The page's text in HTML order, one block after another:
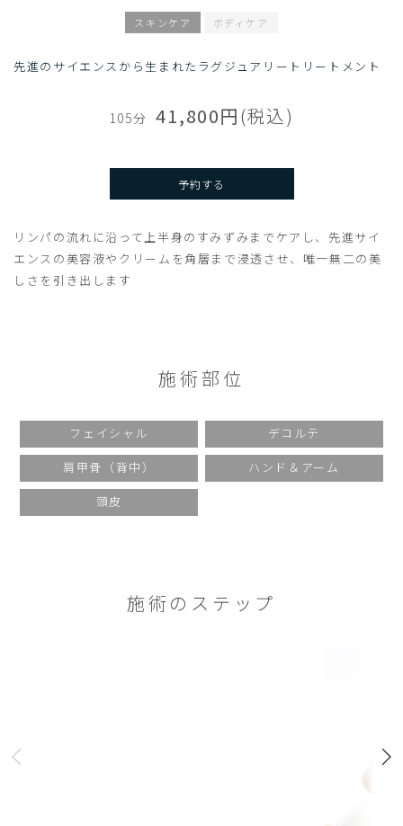
スキンケア ボディケア
先進のサイエンスから生まれた ラグジュアリートリートメント
105分 41,800円(税込)
予約する
リンパの流れに沿って上半身のすみずみまでケアし、 先進サイ
エンスの美容液やクリームを角層まで浸透させ、唯一無二の美
しさを引き出します
施術部位
フェイシャル
デコルテ
肩甲骨（背中）
ハンド＆アーム
頭皮
施術のステップ